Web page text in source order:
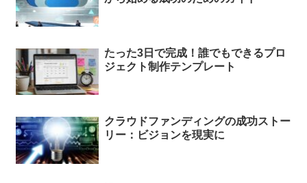
たった3日で完成！誰でもできるプロ
ジェクト制作テンプレート
クラウドファンディングの成功ストー
リー：ビジョンを現実に